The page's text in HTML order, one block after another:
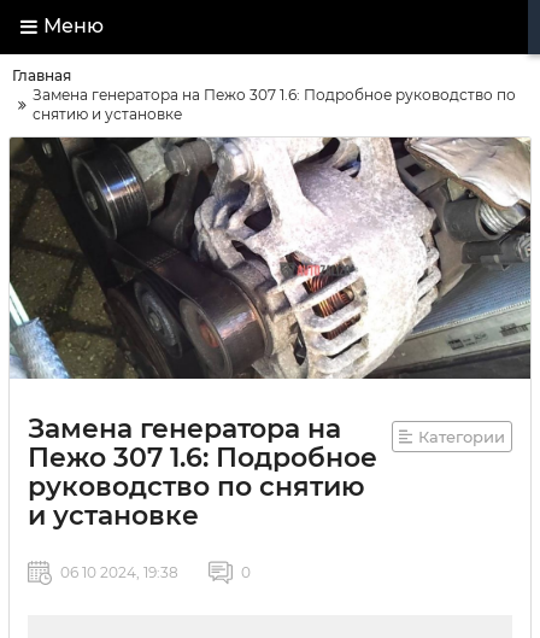
Меню
Главная
Замена генератора на Пежо 307 1.6: Подробное руководство по
снятию и установке
Замена генератора на
Пежо 307 1.6: Подробное
руководство по снятию
и установке
Категории
06 10 2024, 19:38 0